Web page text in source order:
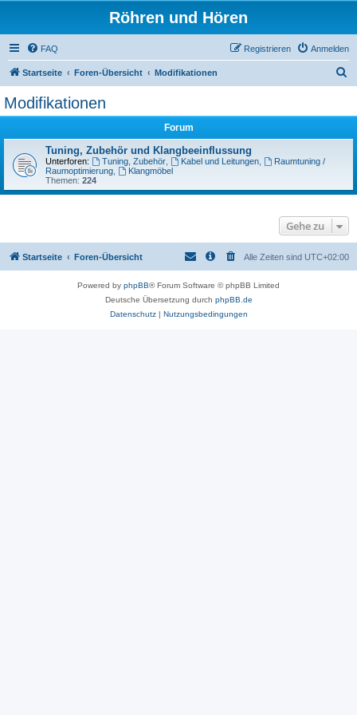
Röhren und Hören
FAQ Anmelden
Registrieren
Startseite Foren-Übersicht Modifikationen
Modifikationen
Forum
Tuning, Zubehör und Klangbeeinflussung
Unterforen: Tuning, Zubehör, Kabel und Leitungen,
Raumtuning /
Raumoptimierung
Klangmöbel
Themen: 224
Gehe zu
Startseite Foren-Übersicht Alle Zeiten sind UTC+02:00
Powered by phpBB® Forum Software © phpBB Limited
Deutsche Übersetzung durch phpBB.de
Datenschutz| Nutzungsbedingungen